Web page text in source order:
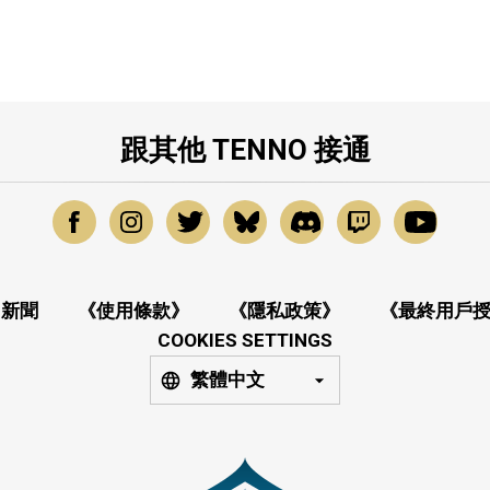
跟其他 TENNO 接通
新聞 《使用條款》 《隱私政策》
《最終用戶
COOKIES SETTINGS
繁體中文